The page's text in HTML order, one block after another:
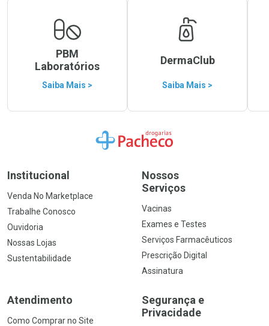
PBM
Laboratórios
Saiba Mais >
DermaClub
Saiba Mais >
Ir para a Home
Institucional
Venda No Marketplace
Trabalhe Conosco
Ouvidoria
Nossas Lojas
Sustentabilidade
Nossos
Serviços
Vacinas
Exames e Testes
Serviços Farmacêuticos
Prescrição Digital
Assinatura
Atendimento
Como Comprar no Site
Segurança e
Privacidade